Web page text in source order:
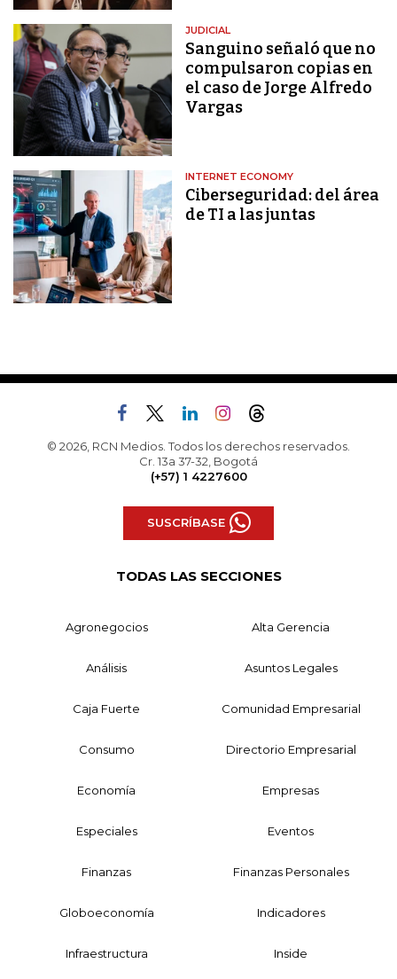
JUDICIAL
Sanguino señaló que no
compulsaron copias en
el caso de Jorge Alfredo
Vargas
INTERNET ECONOMY
Ciberseguridad: del área
de TI a las juntas
© 2026, RCN Medios. Todos los derechos reservados.
Cr. 13a 37-32, Bogotá
(+57) 1 4227600
SUSCRÍBASE
TODAS LAS SECCIONES
Agronegocios Alta Gerencia
Análisis Asuntos Legales
Caja Fuerte Comunidad Empresarial
Consumo Directorio Empresarial
Economía Empresas
Especiales Eventos
Finanzas Finanzas Personales
Globoeconomía Indicadores
Infraestructura Inside